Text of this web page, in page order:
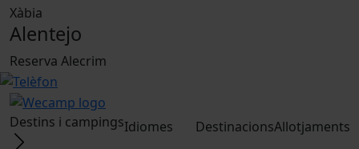
Xàbia
Alentejo
Reserva Alecrim
Destins i campingsIdiomes
DestinacionsAllotjaments